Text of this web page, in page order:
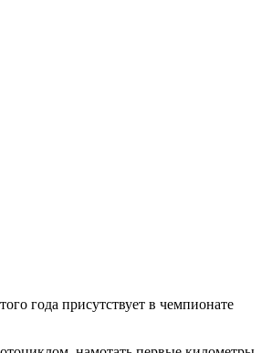
года присутствует в чемпионате